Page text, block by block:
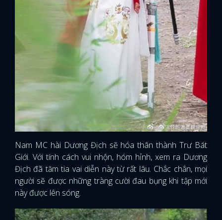
Nam MC hài Dương Địch sẽ hóa thân thành Trư Bát
Giới. Với tính cách vui nhộn, hóm hỉnh, xem ra Dương
Địch đã tăm tia vai diễn này từ rất lâu. Chắc chắn, mọi
người sẽ được những tràng cười đau bụng khi tập mới
này được lên sóng.